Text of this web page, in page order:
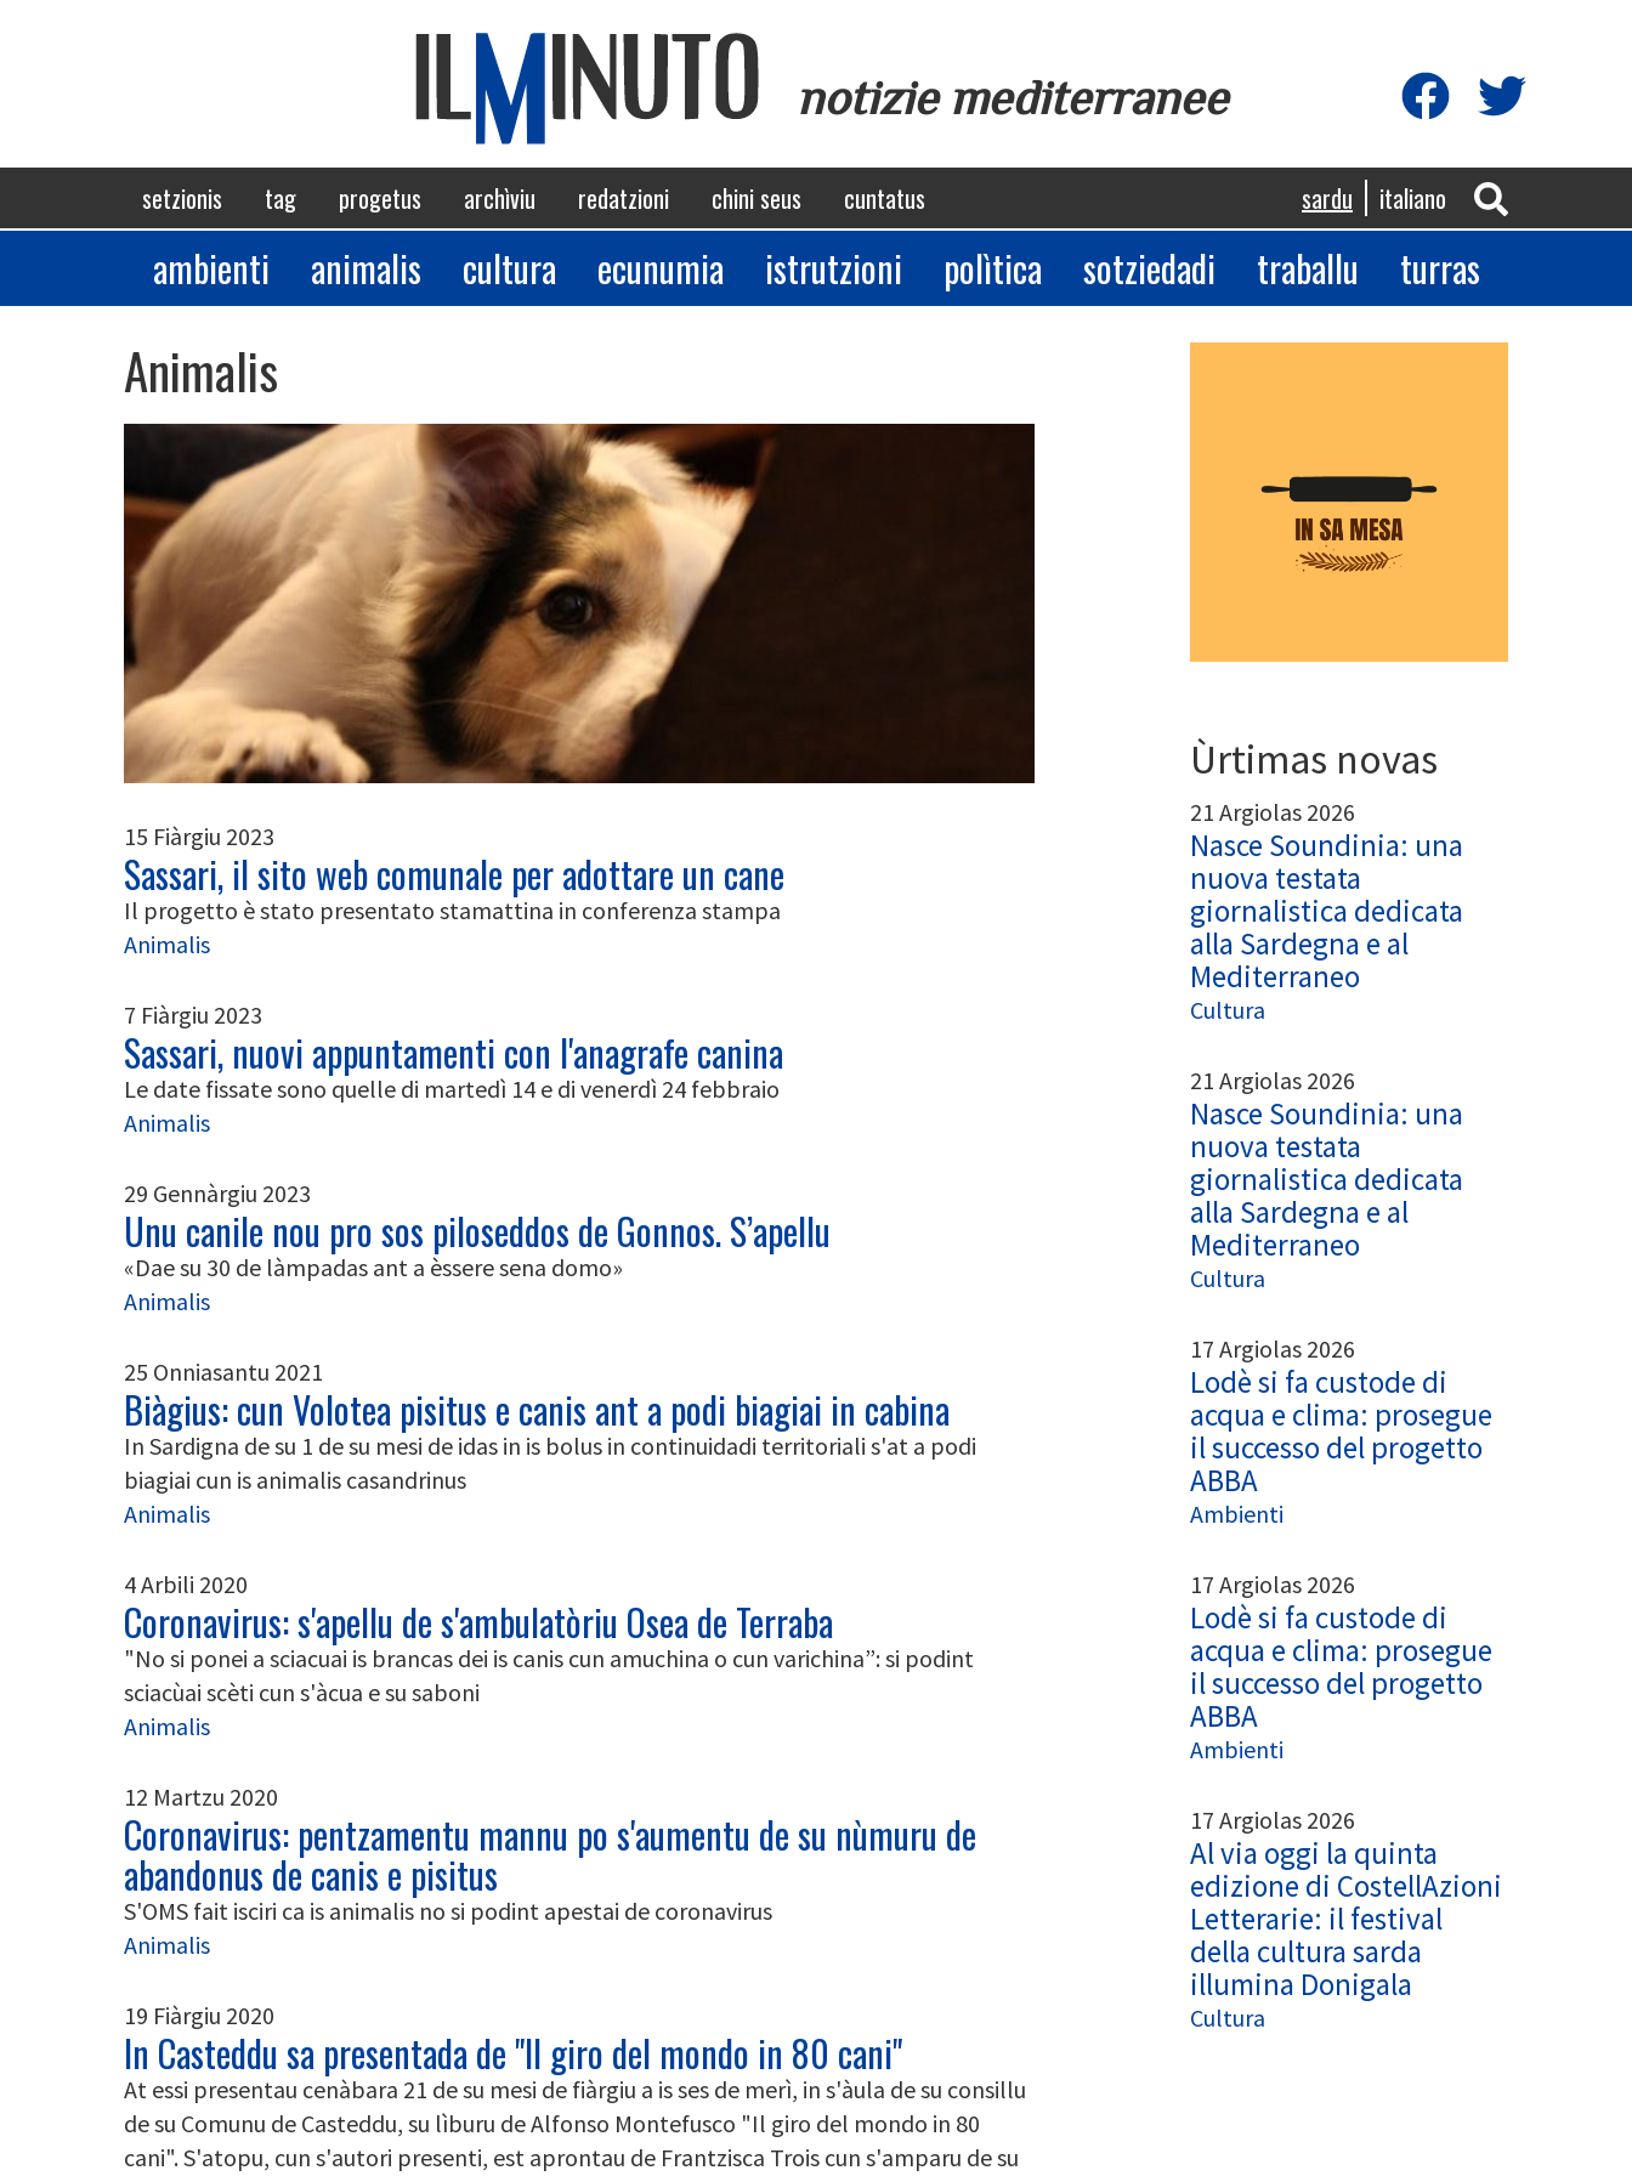
notizie mediterranee
Navigazione
principale
setzionis tag progetus archìviu redatzioni chini seus cuntatus sardu italiano
Sezioni
ambienti animalis cultura ecunumia istrutzioni polìtica sotziedadi traballu turras
Animalis
15 Fiàrgiu 2023
Sassari, il sito web comunale per adottare un cane
Il progetto è stato presentato stamattina in conferenza stampa
Animalis
7 Fiàrgiu 2023
Sassari, nuovi appuntamenti con l'anagrafe canina
Le date fissate sono quelle di martedì 14 e di venerdì 24 febbraio
Animalis
29 Gennàrgiu 2023
Unu canile nou pro sos piloseddos de Gonnos. S’apellu
«Dae su 30 de làmpadas ant a èssere sena domo»
Animalis
25 Onniasantu 2021
Biàgius: cun Volotea pisitus e canis ant a podi biagiai in cabina
In Sardigna de su 1 de su mesi de idas in is bolus in continuidadi territoriali s'at a podi
biagiai cun is animalis casandrinus
Animalis
4 Arbili 2020
Coronavirus: s'apellu de s'ambulatòriu Osea de Terraba
"No si ponei a sciacuai is brancas dei is canis cun amuchina o cun varichina”: si podint
sciacùai scèti cun s'àcua e su saboni
Animalis
12 Martzu 2020
Coronavirus: pentzamentu mannu po s'aumentu de su nùmuru de
abandonus de canis e pisitus
S'OMS fait isciri ca is animalis no si podint apestai de coronavirus
Animalis
19 Fiàrgiu 2020
In Casteddu sa presentada de "Il giro del mondo in 80 cani"
At essi presentau cenàbara 21 de su mesi de fiàrgiu a is ses de merì, in s'àula de su consillu
de su Comunu de Casteddu, su lìburu de Alfonso Montefusco "Il giro del mondo in 80
cani". S'atopu, cun s'autori presenti, est aprontau de Frantzisca Trois cun s'amparu de su
Ùrtimas novas
21 Argiolas 2026
Nasce Soundinia: una
nuova testata
giornalistica dedicata
alla Sardegna e al
Mediterraneo
Cultura
21 Argiolas 2026
Nasce Soundinia: una
nuova testata
giornalistica dedicata
alla Sardegna e al
Mediterraneo
Cultura
17 Argiolas 2026
Lodè si fa custode di
acqua e clima: prosegue
il successo del progetto
ABBA
Ambienti
17 Argiolas 2026
Lodè si fa custode di
acqua e clima: prosegue
il successo del progetto
ABBA
Ambienti
17 Argiolas 2026
Al via oggi la quinta
edizione di CostellAzioni
Letterarie: il festival
della cultura sarda
illumina Donigala
Cultura